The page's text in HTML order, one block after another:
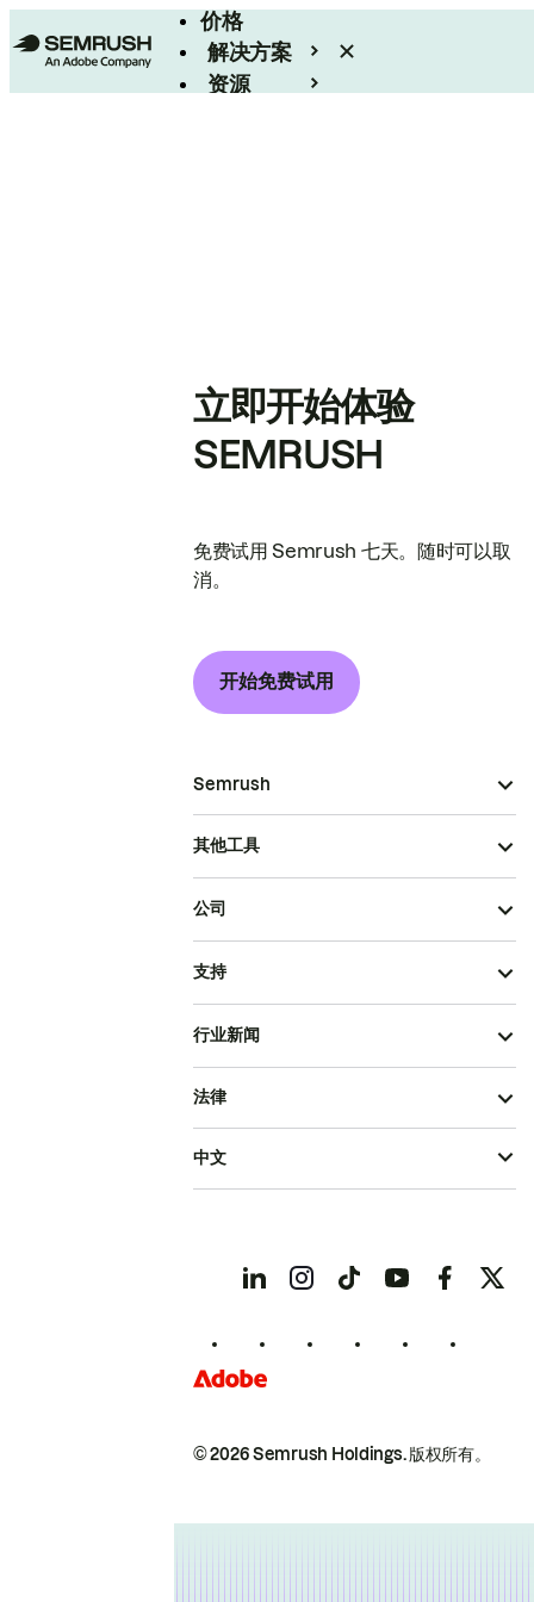
价格
解决方案
资源
立即开始体验
SEMRUSH
免费试用 Semrush 七天。随时可以取
消。
开始免费试用
Semrush
其他工具
公司
支持
行业新闻
© 2026 Semrush Holdings.版权所有。
法律
中文